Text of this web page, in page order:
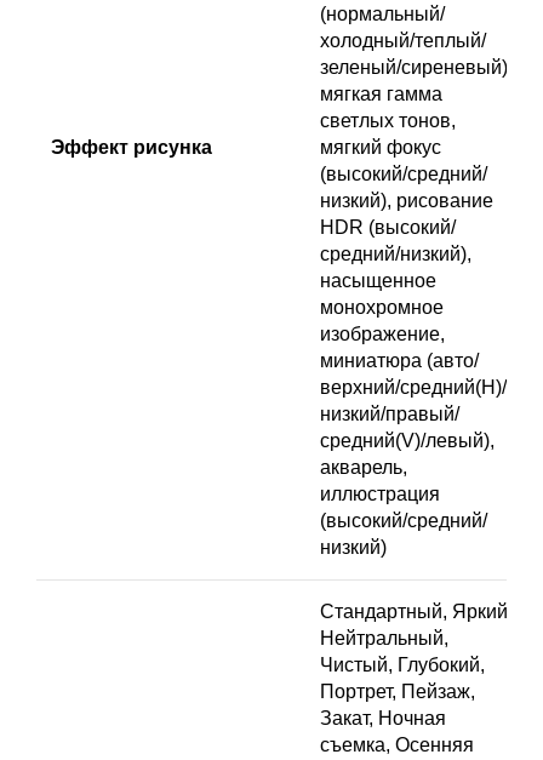
Эффект рисунка
(нормальный/
холодный/теплый/
зеленый/сиреневый),
мягкая гамма
светлых тонов,
мягкий фокус
(высокий/средний/
низкий), рисование
HDR (высокий/
средний/низкий),
насыщенное
монохромное
изображение,
миниатюра (авто/
верхний/средний(H)/
низкий/правый/
средний(V)/левый),
акварель,
иллюстрация
(высокий/средний/
низкий)
Стандартный, Яркий,
Нейтральный,
Чистый, Глубокий,
Портрет, Пейзаж,
Закат, Ночная
съемка, Осенняя